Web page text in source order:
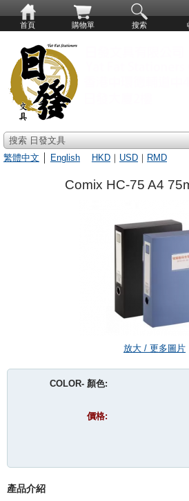
首頁 購物單 搜索
搜索 日發文具
繁體中文
English HKD ｜ USD ｜ RMD
Comix HC-75 A4
放大 / 更多圖片
COLOR- 顏色:
價格:
產品介紹